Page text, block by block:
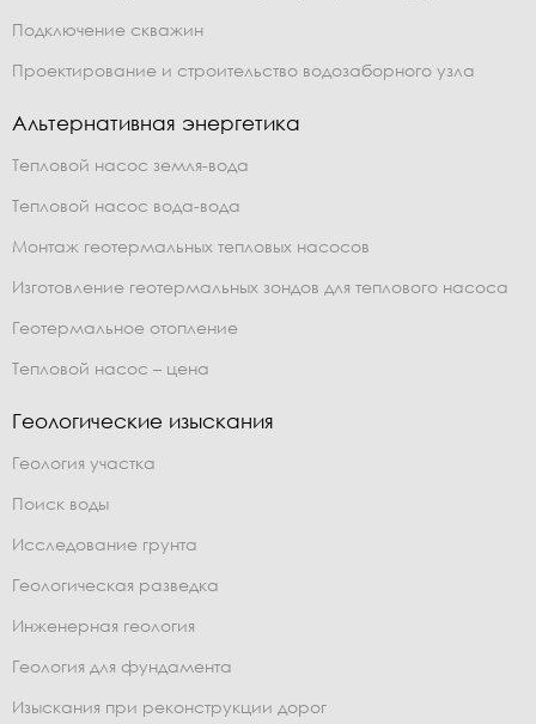
Подключение скважин
Проектирование и строительство водозаборного узла
Альтернативная энергетика
Тепловой насос земля-вода
Тепловой насос вода-вода
Монтаж геотермальных тепловых насосов
Изготовление геотермальных зондов для теплового насоса
Геотермальное отопление
Тепловой насос – цена
Геологические изыскания
Геология участка
Поиск воды
Исследование грунта
Геологическая разведка
Инженерная геология
Геология для фундамента
Изыскания при реконструкции дорог